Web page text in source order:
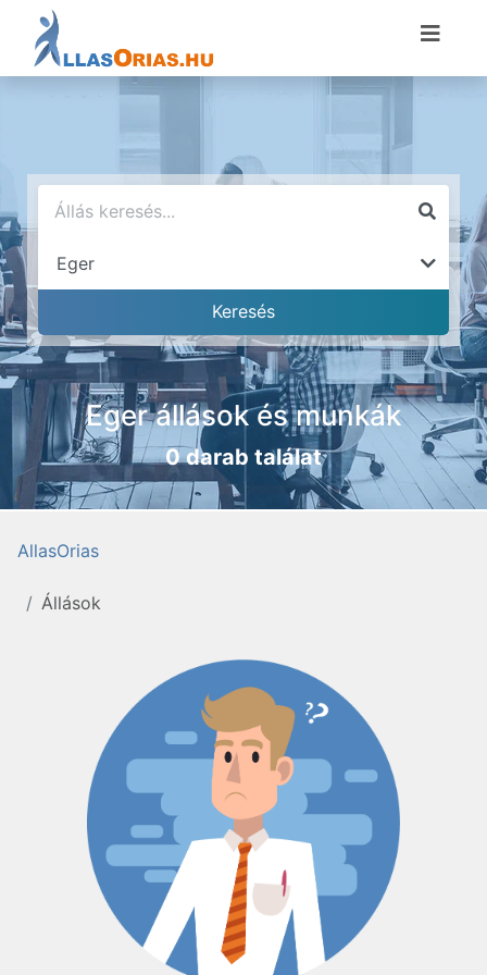
Eger állások és munkák
0 darab találat
AllasOrias
Állások